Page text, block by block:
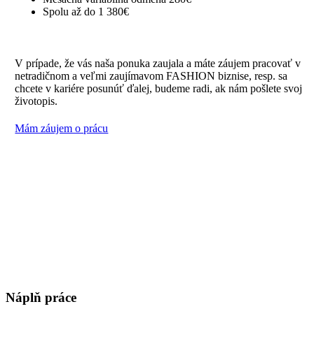
Spolu až do 1 380€
V prípade, že vás naša ponuka zaujala a máte záujem pracovať v
netradičnom a veľmi zaujímavom FASHION biznise, resp. sa
chcete v kariére posunúť ďalej, budeme radi, ak nám pošlete svoj
životopis.
Mám záujem o prácu
Náplň práce